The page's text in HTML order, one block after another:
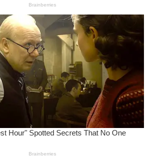
ความได้เปรียบอันเป็นเอกลักษณ์ โดยเป็น
กกิ่งที่เป็นจุดตัดของเส้นทางสาย
3 สาย จึงได้เดินหน้าพัฒนาระบบ
ราชวงศ์หมิงอย่างครบวงจร ไม่ว่าจะ
งขรณ์แหล่งมรดกโลกสุสานราชวงศ์ห
งเครือข่ายจัดนิทรรศการร่วมกับกลุ่ม
ชวงศ์หมิงทั่วประเทศ ไปจนถึงการสร้าง
งวัฒนธรรมราชวงศ์หมิงในรูปแบบ
ารสร้างสรรค์ลิขสิทธิ์ (IP) อย่าง “ฉาง
นิโปรแกรมจัดนิทรรศการออนไลน์ ยัง
อย่างงดงามในการดึงดูดกลุ่มคนรุ่นใหม่
มราชวงศ์หมิงผ่านกลยุทธ์การสื่อสารที่